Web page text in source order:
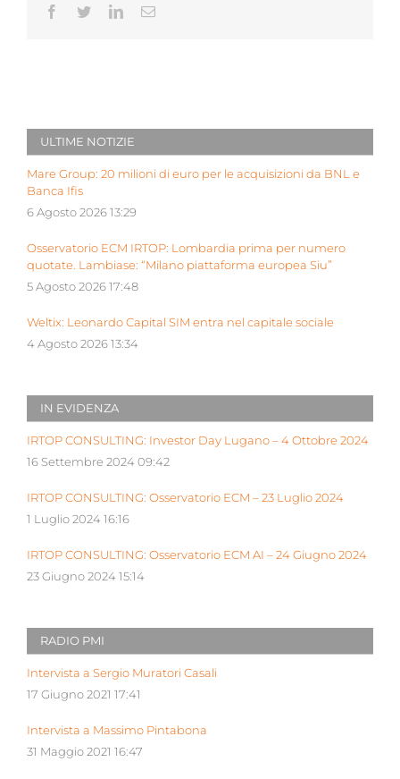
Facebook
TwitterLinkedInEmail
ULTIME NOTIZIE
Mare Group: 20 milioni di euro per le acquisizioni da BNL e
Banca Ifis
6 Agosto 2026 13:29
Osservatorio ECM IRTOP: Lombardia prima per numero
quotate. Lambiase: “Milano piattaforma europea Siu”
5 Agosto 2026 17:48
Weltix: Leonardo Capital SIM entra nel capitale sociale
4 Agosto 2026 13:34
IN EVIDENZA
IRTOP CONSULTING: Investor Day Lugano – 4 Ottobre 2024
16 Settembre 2024 09:42
IRTOP CONSULTING: Osservatorio ECM – 23 Luglio 2024
1 Luglio 2024 16:16
IRTOP CONSULTING: Osservatorio ECM AI – 24 Giugno 2024
23 Giugno 2024 15:14
RADIO PMI
Intervista a Sergio Muratori Casali
17 Giugno 2021 17:41
Intervista a Massimo Pintabona
31 Maggio 2021 16:47